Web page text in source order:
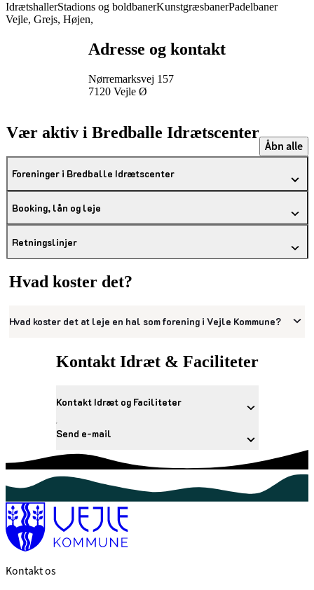
IdrætshallerStadions og boldbanerKunstgræsbanerPadelbaner
Vejle, Grejs, Højen,
Adresse og kontakt
Nørremarksvej 157
7120 Vejle Ø
Vær aktiv i Bredballe Idrætscenter
Åbn alle
Foreninger i Bredballe Idrætscenter
Booking, lån og leje
Retningslinjer
Hvad koster det?
Hvad koster det at leje en hal som forening i Vejle Kommune?
Kontakt Idræt & Faciliteter
Kontakt Idræt og Faciliteter
Send e-mail
Kontakt os